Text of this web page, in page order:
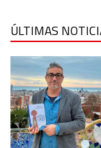
ÚLTIMAS